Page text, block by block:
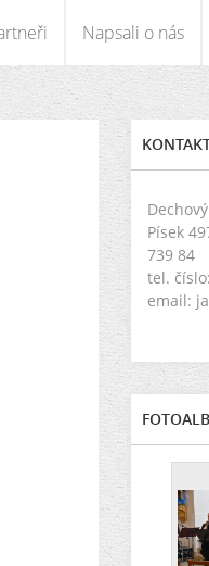
Napsali o nás
Písek
739 84
tel.
email: